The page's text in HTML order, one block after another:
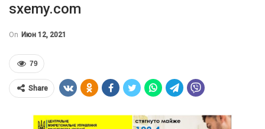
sxemy.com
On Июн 12, 2021
79
Share